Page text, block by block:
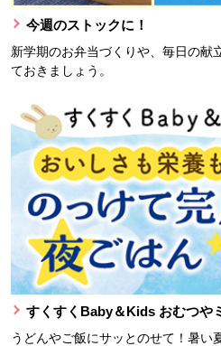
今週のストックに！
新学期のお弁当づくりや、毎日の献
ておきましょう。
すくすくBaby＆Kids おむつや
うどんやご飯にサッとのせて！暑い